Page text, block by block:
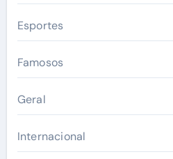
Esportes
Famosos
Geral
Internacional